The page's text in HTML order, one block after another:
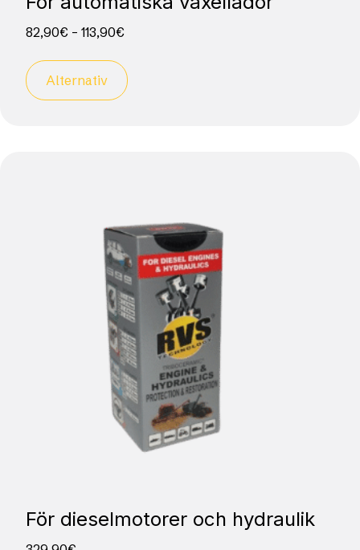
82,90€ – 113,90€
Alternativ
För dieselmotorer och hydraulik